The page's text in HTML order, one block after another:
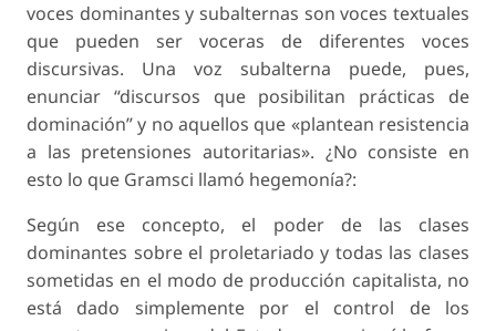
voces dominantes y subalternas son voces textuales
que pueden ser voceras de diferentes voces
discursivas. Una voz subalterna puede, pues,
enunciar “discursos que posibilitan prácticas de
dominación” y no aquellos que «plantean resistencia
a las pretensiones autoritarias». ¿No consiste en
esto lo que Gramsci llamó hegemonía?:
Según ese concepto, el poder de las clases
dominantes sobre el proletariado y todas las clases
sometidas en el modo de producción capitalista, no
está dado simplemente por el control de los